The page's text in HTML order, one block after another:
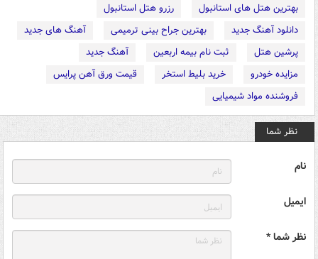
بهترین هتل های استانبول
رزرو هتل استانبول
دانلود آهنگ جدید
بهترین جراح بینی ترمیمی
آهنگ های جدید
پرشین هتل
ثبت نام بیمه اربعین
آهنگ جدید
مزایده خودرو
خرید بلیط استخر
قیمت ورق آهن پرایس
فروشنده مواد شیمیایی
نظر شما
نام
ایمیل
نظر شما *